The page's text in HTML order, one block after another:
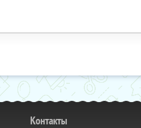
Контакты